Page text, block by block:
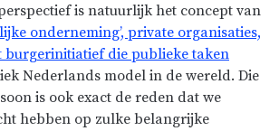
is natuurlijk het concept van
onderneming’, private organisaties,
burgerinitiatief die publieke taken
Nederlands model in de wereld. Die
is ook exact de reden dat we
hebben op zulke belangrijke